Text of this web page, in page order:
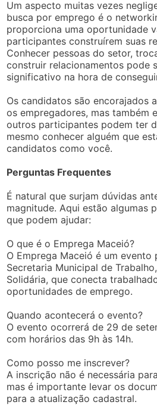
Um aspecto muitas vezes
busca por emprego é o
proporciona uma oportunidade
participantes construírem suas
Conhecer pessoas do setor,
construir relacionamentos pode
significativo na hora de
Os candidatos são encorajados
os empregadores, mas também
outros participantes podem ter
mesmo conhecer alguém que
candidatos como você.
Perguntas Frequentes
É natural que surjam dúvidas
magnitude. Aqui estão algumas
que podem ajudar:
O que é o Emprega Maceió?
O Emprega Maceió é um evento
Secretaria Municipal de
Solidária, que conecta
oportunidades de emprego.
Quando acontecerá o evento?
O evento ocorrerá de 29 de
com horários das 9h às 14h.
Como posso me inscrever?
A inscrição não é necessária
mas é importante levar os
para a atualização cadastral.